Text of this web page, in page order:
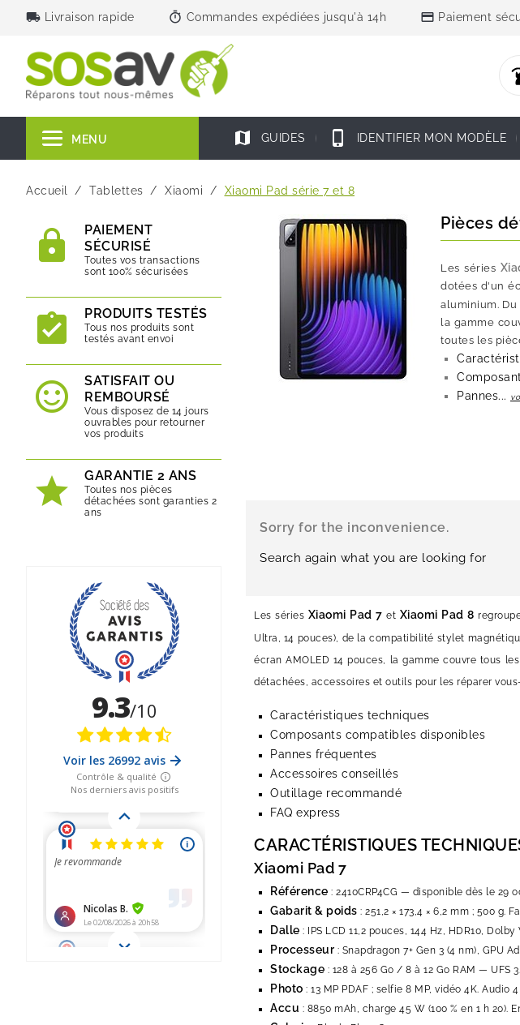
local_shipping Livraison rapide timer Commandes expédiées jusqu'à 14h credit_card Paiement
MENU map GUIDES phone_iphone IDENTIFIER MON MODÈLE
Accueil Tablettes Xiaomi Xiaomi Pad série 7 et 8
PAIEMENT
SÉCURISÉ
Toutes vos transactions
sont 100% sécurisées
PRODUITS TESTÉS
Tous nos produits sont
testés avant envoi
SATISFAIT OU
REMBOURSÉ
Vous disposez de 14 jours
ouvrables pour retourner
vos produits
GARANTIE 2 ANS
Toutes nos pièces
détachées sont garanties 2
ans
Pièces
Les séries
dotées d'un
aluminium. Du
la gamme
toutes les
Pannes...
Sorry for the inconvenience.
Search again what you are looking for
Les séries Xiaomi Pad 7 et Xiaomi Pad 8
Ultra, 14 pouces), de la compatibilité stylet
écran AMOLED 14 pouces, la gamme couvre tous
détachées, accessoires et outils pour les réparer
Caractéristiques techniques
Composants compatibles disponibles
Pannes fréquentes
Accessoires conseillés
Outillage recommandé
FAQ express
CARACTÉRISTIQUES
Xiaomi Pad 7
Référence : 2410CRP4CG — disponible dès le 29
Gabarit & poids : 251,2 × 173,4 × 6,2 mm ; 500
Dalle : IPS LCD 11,2 pouces, 144 Hz, HDR10,
Processeur : Snapdragon 7+ Gen 3 (4 nm), GPU
Stockage : 128 à 256 Go / 8 à 12 Go RAM — UFS
Photo : 13 MP PDAF ; selfie 8 MP, vidéo 4K.
Accu : 8850 mAh, charge 45 W (100 % en 1 h 20).